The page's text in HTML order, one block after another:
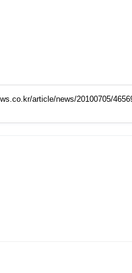
article/news/20100705/